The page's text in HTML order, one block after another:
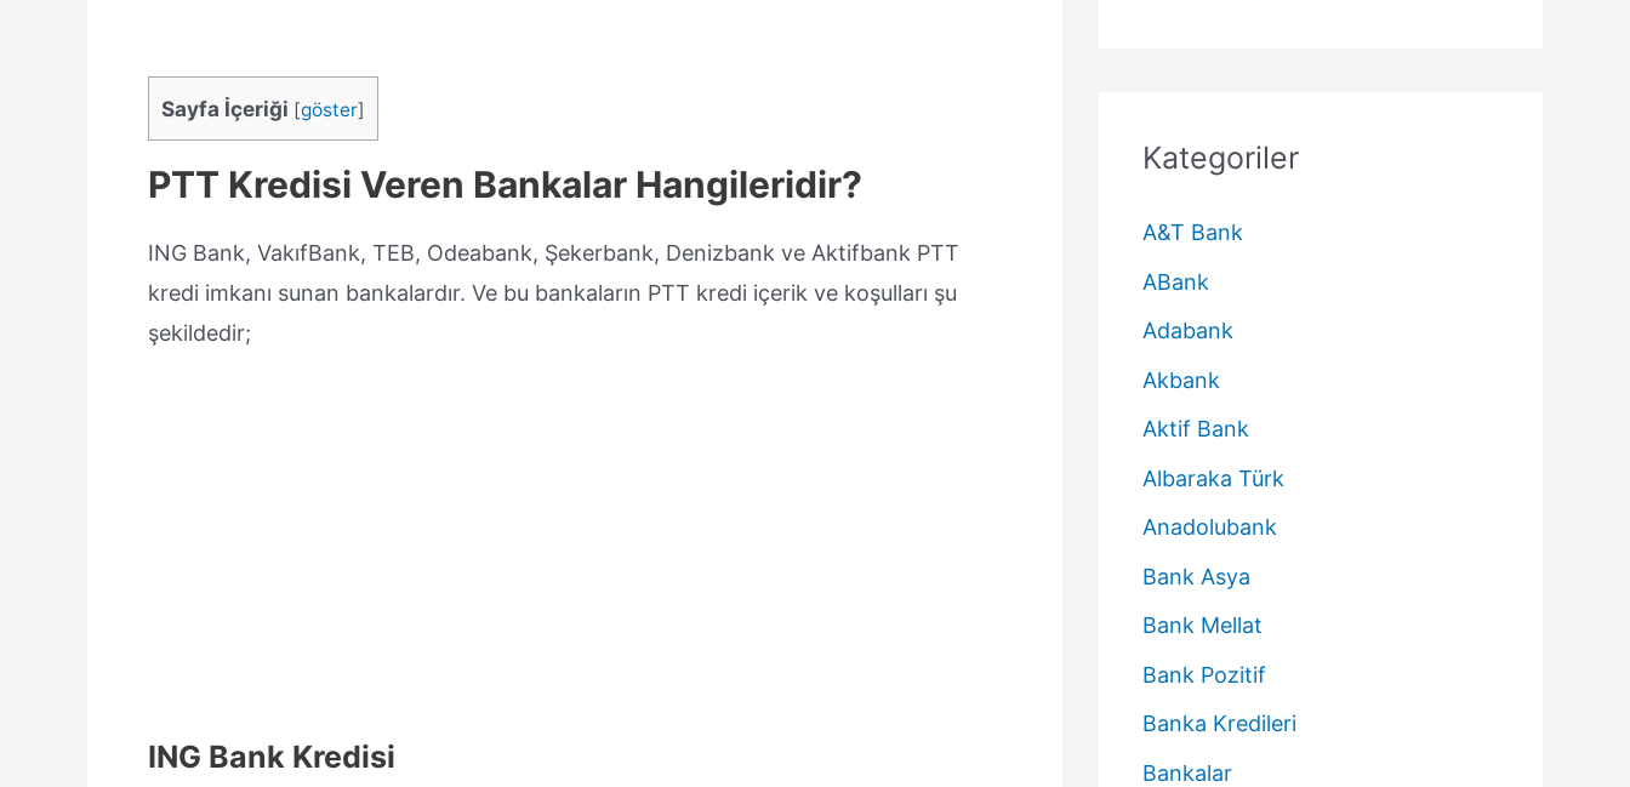
Sayfa İçeriği [göster]
PTT Kredisi Veren Bankalar Hangileridir?
ING Bank, VakıfBank, TEB, Odeabank, Şekerbank, Denizbank ve Aktifbank PTT
kredi imkanı sunan bankalardır. Ve bu bankaların PTT kredi içerik ve koşulları şu
şekildedir;
ING Bank Kredisi
Kategoriler
A&T Bank
ABank
Adabank
Akbank
Aktif Bank
Albaraka Türk
Anadolubank
Bank Asya
Bank Mellat
Bank Pozitif
Banka Kredileri
Bankalar